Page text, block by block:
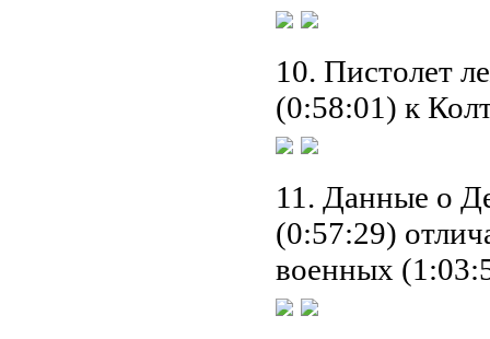
10. Пистолет
(0:58:01) к
11. Данные о
(0:57:29)
военных